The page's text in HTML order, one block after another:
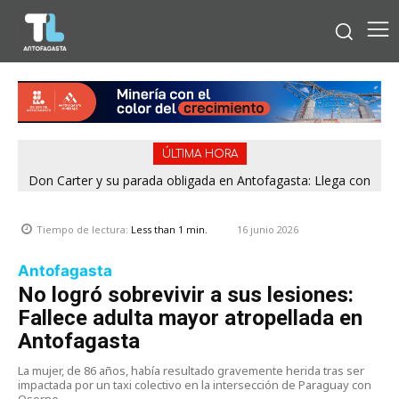
ÚLTIMA HORA
Don Carter y su parada obligada en Antofagasta: Llega con
Tiempo de lectura: Less than 1 min. 16 junio 2026
Antofagasta
No logró sobrevivir a sus lesiones:
Fallece adulta mayor atropellada en
Antofagasta
La mujer, de 86 años, había resultado gravemente herida tras ser
impactada por un taxi colectivo en la intersección de Paraguay con